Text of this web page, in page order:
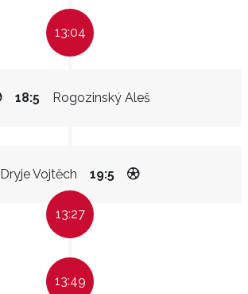
13:04
Rogozinský Aleš
18:5
Dryje Vojtěch 19:5
13:27
13:49